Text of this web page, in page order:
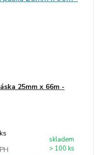
25mm x 66m -
skladem
> 100 ks